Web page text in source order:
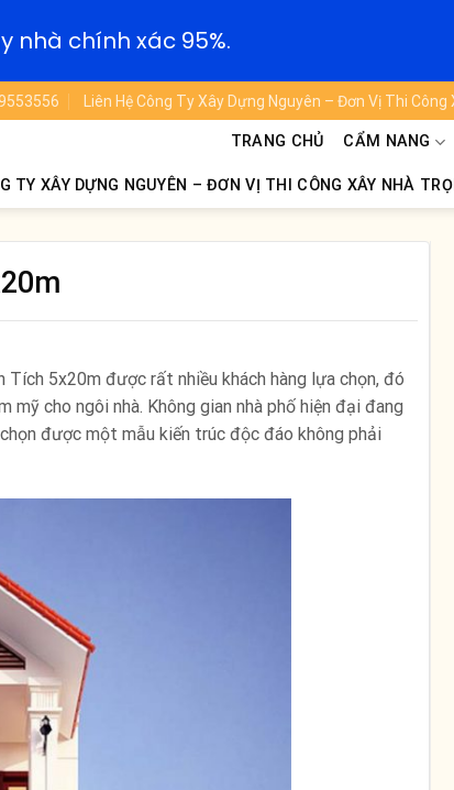
Liên Hệ Công Ty Xây Dựng Nguyên – Đơn Vị Thi Công
TRANG CHỦ CẨM NANG
TY XÂY DỰNG NGUYÊN – ĐƠN VỊ THI CÔNG XÂY NHÀ
Tích 5x20m được rất nhiều khách hàng lựa chọn, đó
cho ngôi nhà. Không gian nhà phố hiện đại đang
được một mẫu kiến trúc độc đáo không phải
nhà chính xác 95%.